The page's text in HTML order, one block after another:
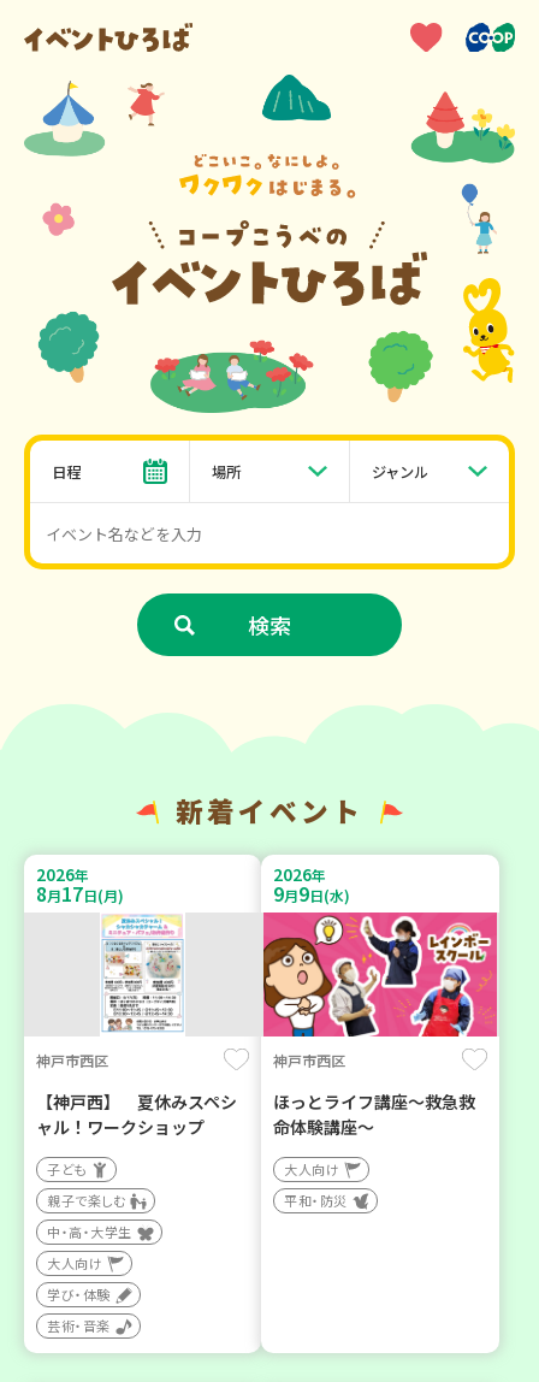
日程 場所 ジャンル
新着イベント
2026年
8月17日(月)
神戸市西区
【神戸西】 夏休みスペシ
ャル！ワークショップ
子ども
親子で楽しむ
中・高・大学生
大人向け
学び・体験
芸術・音楽
2026年
9月9日(水)
神戸市西区
ほっとライフ講座～救急救
命体験講座～
大人向け
平和・防災